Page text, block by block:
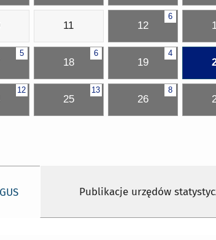
11
6
12
5 6
18
4
19
12 13
25
8
26
Publikacje urzędów